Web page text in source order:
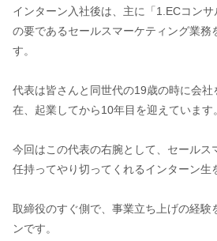
インターン入社後は、主に「1.ECコン
の要であるセールスマーケティング業務
す。
代表は皆さんと同世代の19歳の時に会
在、起業してから10年目を迎えています。
今回はこの代表の右腕として、セールス
任持ってやり切ってくれるインターン生
取締役のすぐ側で、事業立ち上げの経験
ンです。